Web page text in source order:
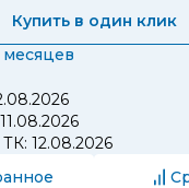
Купить в один клик
месяцев
12.08.2026